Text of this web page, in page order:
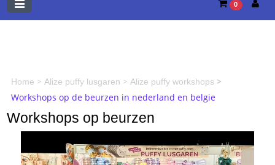
0
Home >Alize puffy lusgaren >Alize puffy workshops >
Workshops op de beurzen in nederland en belgie
Workshops op beurzen